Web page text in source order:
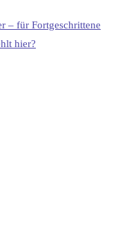
– für Fortgeschrittene
hier?